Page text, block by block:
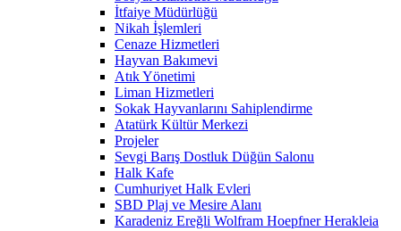
İtfaiye Müdürlüğü
Nikah İşlemleri
Cenaze Hizmetleri
Hayvan Bakımevi
Atık Yönetimi
Liman Hizmetleri
Sokak Hayvanlarını Sahiplendirme
Atatürk Kültür Merkezi
Projeler
Sevgi Barış Dostluk Düğün Salonu
Halk Kafe
Cumhuriyet Halk Evleri
SBD Plaj ve Mesire Alanı
Karadeniz Ereğli Wolfram Hoepfner Herakleia